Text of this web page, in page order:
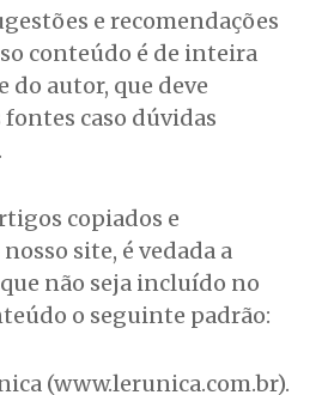
e recomendações
conteúdo é de inteira
do autor, que deve
caso dúvidas
copiados e
site, é vedada a
não seja incluído no
o seguinte padrão:
(www.lerunica.com.br).